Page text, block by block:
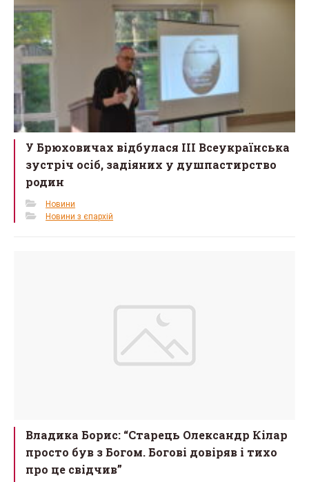
У Брюховичах відбулася III Всеукраїнська
зустріч осіб, задіяних у душпастирство
родин
Новини
Новини з єпархій
Владика Борис: “Старець Олександр Кілар
просто був з Богом. Богові довіряв і тихо
про це свідчив”